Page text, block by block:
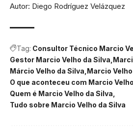
Autor: Diego Rodríguez Velázquez
Tag: Consultor Técnico Marcio
Gestor Marcio Velho da Silva
Márcio Velho da Silva Marcio
O que aconteceu com Marcio
Quem é Marcio Velho da Silva
Tudo sobre Marcio Velho da Silva